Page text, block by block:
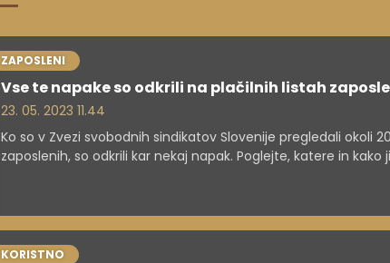
ZAPOSLENI
Vse te napake so odkrili na plačilnih listah
23. 05. 2023 11.44
Ko so v Zvezi svobodnih sindikatov Slovenije pregledali okoli
zaposlenih, so odkrili kar nekaj napak. Poglejte, katere in kako
KORISTNO